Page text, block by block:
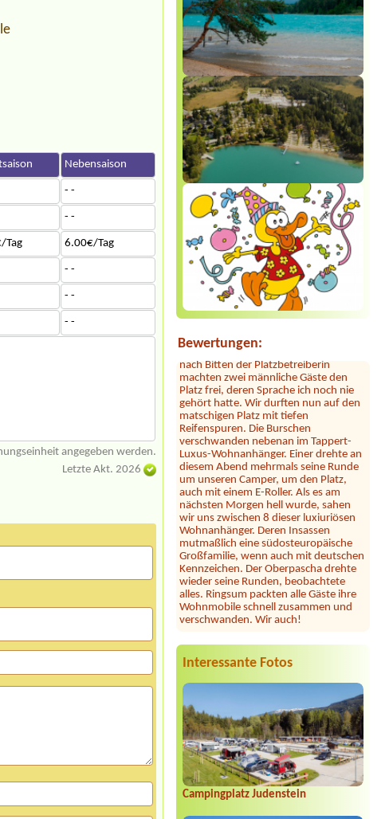
Bewertungen:
Sylvia Vodel***
Die Bilder mit dem See täuschen. Der
See liegt ein Stück entfernt. Dafür ist
das Camping nah an der Autobahn.
Der Hammer kommt jetzt: dort hauste
ein Clan! Der uns zugewiesene Platz
nach Bitten der Platzbetreiberin
Platz frei, deren Sprache ich noch nie
gehört hatte. Wir durften nun auf den
matschigen Platz mit tiefen
Reifenspuren. Die Burschen
verschwanden nebenan im Tappert-
Luxus-Wohnanhänger. Einer drehte an
diesem Abend mehrmals seine Runde
um unseren Camper, um den Platz,
auch mit einem E-Roller. Als es am
nächsten Morgen hell wurde, sahen
wir uns zwischen 8 dieser luxiuriösen
Wohnanhänger. Deren Insassen
mutmaßlich eine südosteuropäische
Großfamilie, wenn auch mit deutschen
Kennzeichen. Der Oberpascha drehte
wieder seine Runden, beobachtete
alles. Ringsum packten alle Gäste ihre
Wohnmobile schnell zusammen und
verschwanden. Wir auch!
Julia*****
gelegen direkt am See mit großer
Liegewiese und tollem Seezugang. Die
sauber. Seit heuer gibt es samstags
Feuerkörbe und Stockbrot am Strand
... unsere Kinder und auch wir
Erwachsene waren begeistert! Hier
fühlt man sich jederzeit willkommen,
wir können diesen Platz nur wärmstens
empfehlen!
Jörg Vopel*****
Schade!!!- das wir nicht mehr kommen
dürfen, da Ihr, bestimmt aus
Interessante Fotos
Campingplatz Judenstein
Nebensaison
- -
- -
Tag 6.00€/Tag
- -
- -
- -
angegeben werden.
Letzte Akt. 2026